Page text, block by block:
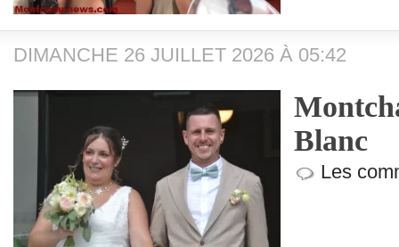
DIMANCHE 26 JUILLET 2026 À 05:42
Blanc
Les